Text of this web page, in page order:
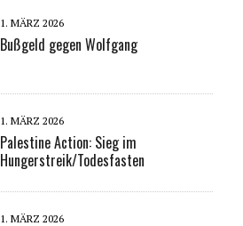
1. MÄRZ 2026
Bußgeld gegen Wolfgang
1. MÄRZ 2026
Palestine Action: Sieg im
Hungerstreik/Todesfasten
1. MÄRZ 2026